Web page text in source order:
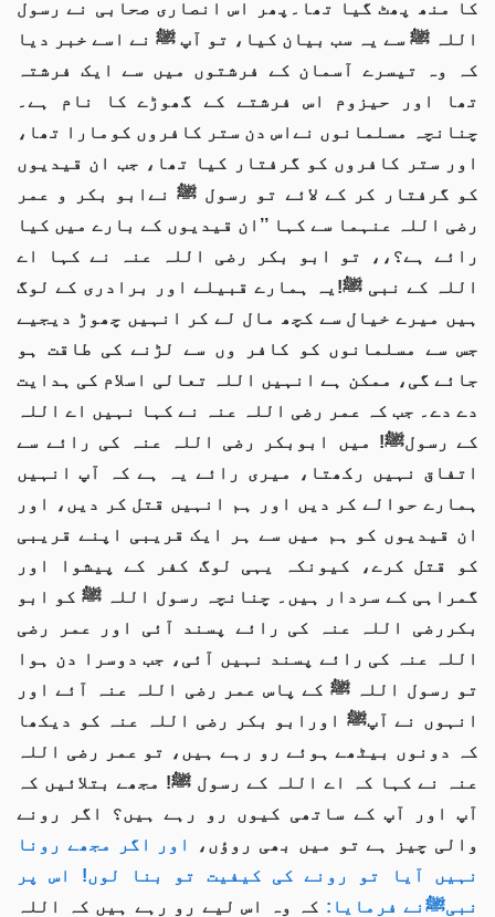
کا منھ پھٹ گیا تھا۔پھر اس انصاری صحابی نے رسول
اللہ ﷺ سے یہ سب بیان کیا، تو آپ ﷺ نے اسے خبر دیا
کہ وہ تیسرے آسمان کے فرشتوں میں سے ایک فرشتہ
تھا اور حیزوم اس فرشتے کے گھوڑے کا نام ہے۔
چنانچہ مسلمانوں نےاس دن ستر کافروں کومارا تھا،
اور ستر کافروں کو گرفتار کیا تھا، جب ان قیدیوں
کو گرفتار کر کے لائے تو رسول ﷺ نےابو بکر و عمر
رضی اللہ عنہما سے کہا ’’ان قیدیوں کے بارے میں کیا
رائے ہے؟،، تو ابو بکر رضی اللہ عنہ نے کہا اے
اللہ کے نبی ﷺ!یہ ہمارے قبیلے اور برادری کے لوگ
ہیں میرے خیال سے کچھ مال لے کر انہیں چھوڑ دیجیے
جس سے مسلمانوں کو کافر وں سے لڑنے کی طاقت ہو
جائے گی، ممکن ہے انہیں اللہ تعالی اسلام کی ہدایت
دے دے۔ جب کہ عمر رضی اللہ عنہ نے کہا نہیں اے اللہ
کے رسولﷺ! میں ابوبکر رضی اللہ عنہ کی رائے سے
اتفاق نہیں رکھتا، میری رائے یہ ہے کہ آپ انہیں
ہمارے حوالے کر دیں اور ہم انہیں قتل کر دیں، اور
ان قیدیوں کو ہم میں سے ہر ایک قریبی اپنے قریبی
کو قتل کرے، کیونکہ یہی لوگ کفر کے پیشوا اور
گمراہی کے سردار ہیں۔ چنانچہ رسول اللہ ﷺ کو ابو
بکررضی اللہ عنہ کی رائے پسند آئی اور عمر رضی
اللہ عنہ کی رائے پسند نہیں آئی، جب دوسرا دن ہوا
تو رسول اللہ ﷺ کے پاس عمر رضی اللہ عنہ آئے اور
انہوں نے آپﷺ اورابو بکر رضی اللہ عنہ کو دیکھا
کہ دونوں بیٹھے ہوئے رو رہے ہیں، تو عمر رضی اللہ
عنہ نے کہا کہ اے اللہ کے رسول ﷺ! مجھے بتلائیں کہ
آپ اور آپ کے ساتھی کیوں رو رہے ہیں؟ اگر رونے
والی چیز ہے تو میں بھی روؤں،
اور اگر مجھے رونا
نہیں آیا تو رونے کی کیفیت تو بنا لوں! اس پر
نبیﷺنے فرمایا: کہ وہ اس لیے رو رہے ہیں کہ اللہ